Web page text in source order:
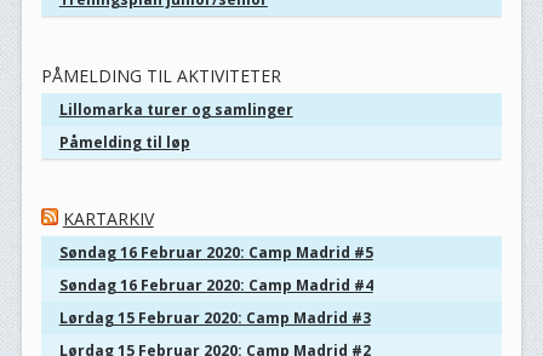
PÅMELDING TIL AKTIVITETER
Lillomarka turer og samlinger
Påmelding til løp
KARTARKIV
Søndag 16 Februar 2020: Camp Madrid #5
Søndag 16 Februar 2020: Camp Madrid #4
Lørdag 15 Februar 2020: Camp Madrid #3
Lørdag 15 Februar 2020: Camp Madrid #2